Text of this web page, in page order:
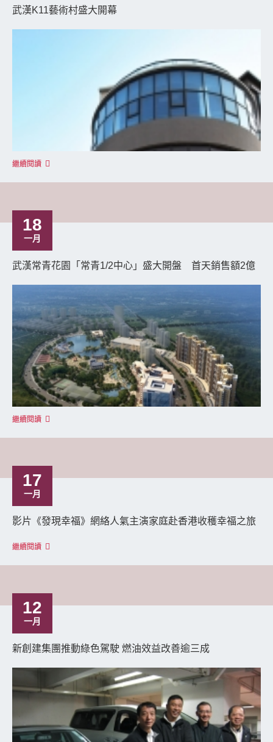
武漢K11藝術村盛大開幕
繼續閱讀
18
一月
武漢常青花園「常青1/2中心」盛大開盤 首天銷售額2億
繼續閱讀
17
一月
影片《發現幸福》網絡人氣主演家庭赴香港收穫幸福之旅
繼續閱讀
12
一月
新創建集團推動綠色駕駛 燃油效益改善逾三成